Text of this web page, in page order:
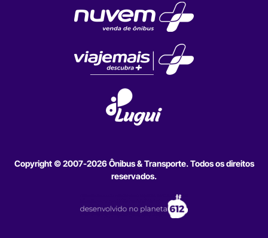
Copyright © 2007-2026 Ônibus & Transporte. Todos os direitos
reservados.